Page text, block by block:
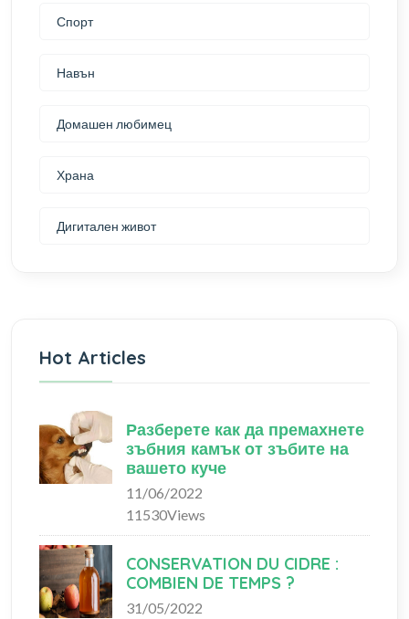
Спорт
Навън
Домашен любимец
Храна
Дигитален живот
Hot Articles
Разберете как да премахнете
зъбния камък от зъбите на
вашето куче
11/06/2022
11530Views
CONSERVATION DU CIDRE :
COMBIEN DE TEMPS ?
31/05/2022